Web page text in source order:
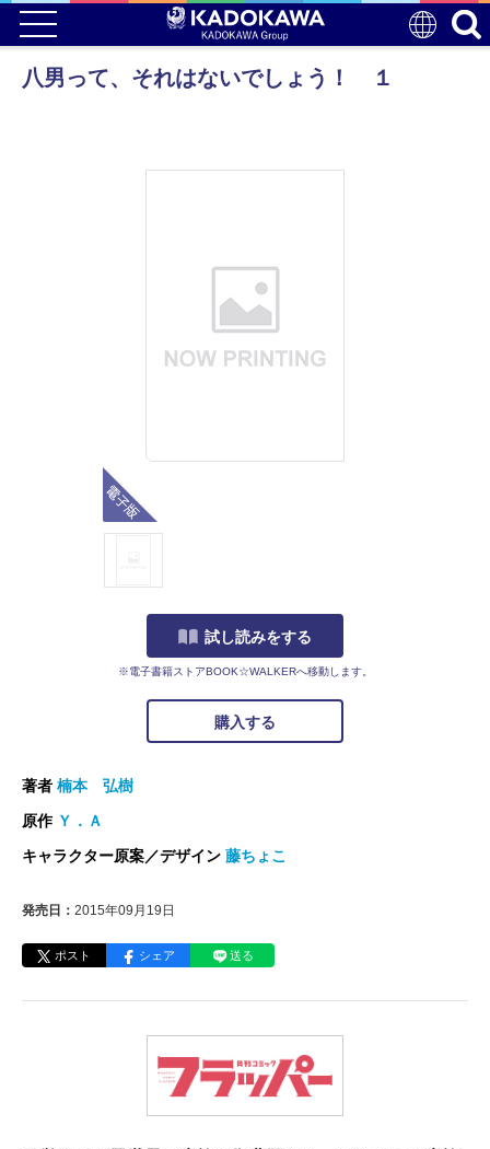
八男って、それはないでしょう！ １
試し読みをする
※電子書籍ストアBOOK☆WALKERへ移動します。
購入する
著者 楠本 弘樹
原作 Ｙ．Ａ
キャラクター原案／デザイン 藤ちょこ
発売日： 2015年09月19日
ポスト シェア 送る